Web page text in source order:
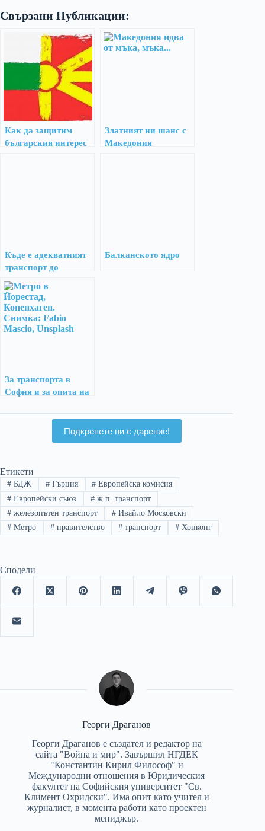
Свързани Публикации:
Как да защитим
българския интерес
Златният ни шанс с
Македония
Къде е адекватният
транспорт до
Македония?
Балканското ядро
За транспорта в
София и за опита на
Подкрепете ни с дарение!
Етикети
#БДЖ #Гърция # Европейска комисия
#Европейски съюз #ж.п. транспорт
#железопътен транспорт #Ивайло Московски
#Метро #правителство # транспорт # Хонконг
Сподели
Георги Драганов
Георги Драганов е създател и редактор на
сайта "Война и мир". Завършил НГДЕК
"Константин Кирил Философ" и
Международни отношения в Юридическия
факултет на Софийския университет "Св.
Климент Охридски". Има опит като учител и
журналист, в момента работи като проектен
мениджър.